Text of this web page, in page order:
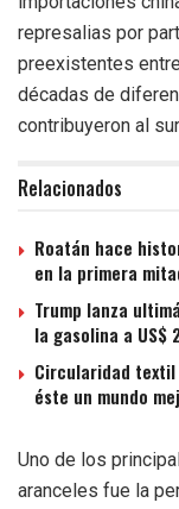
represalias por
preexistentes
décadas de
contribuyeron al
Relacionados
Roatán hace
en la primera
Trump lanza
la gasolina a US$
Circularidad textil
éste un mundo
Uno de los
aranceles fue la